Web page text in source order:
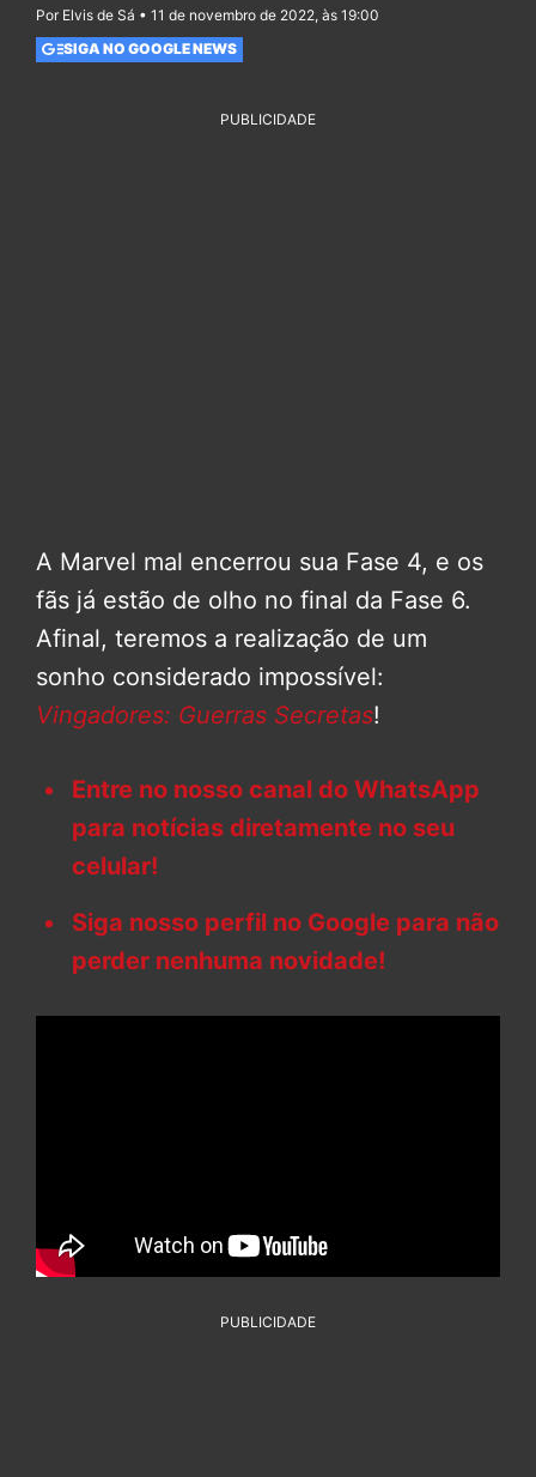
Por Elvis de Sá • 11 de novembro de 2022, às 19:00
SIGA NO GOOGLE NEWS
PUBLICIDADE
A Marvel mal encerrou sua Fase 4, e os
fãs já estão de olho no final da Fase 6.
Afinal, teremos a realização de um
sonho considerado impossível:
Vingadores: Guerras Secretas!
Entre no nosso canal do WhatsApp
para notícias diretamente no seu
celular!
Siga nosso perfil no Google para não
perder nenhuma novidade!
PUBLICIDADE